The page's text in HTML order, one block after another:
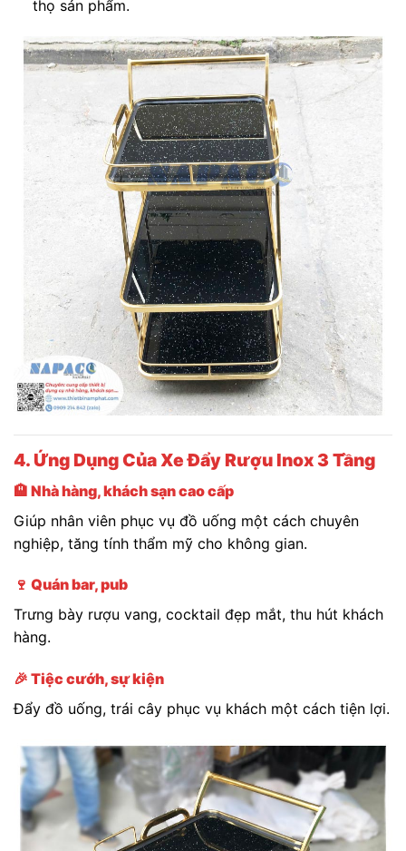
thọ sản phẩm.
4. Ứng Dụng Của Xe Đẩy Rượu Inox 3 Tầng
🏨 Nhà hàng, khách sạn cao cấp
Giúp nhân viên phục vụ đồ uống một cách chuyên
nghiệp, tăng tính thẩm mỹ cho không gian.
🍷 Quán bar, pub
Trưng bày rượu vang, cocktail đẹp mắt, thu hút khách
hàng.
🎉 Tiệc cướh, sự kiện
Đẩy đồ uống, trái cây phục vụ khách một cách tiện lợi.